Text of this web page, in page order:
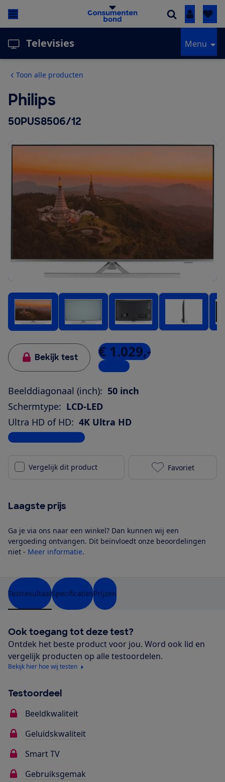
Inloggen
Televisies Menu
Toon alle producten
Philips
50PUS8506/12
Bekijk test € 1.029,-
1 winkel
Beelddiagonaal (inch): 50 inch
Schermtype: LCD-LED
Ultra HD of HD: 4K Ultra HD
Bekijk alle specificaties
Vergelijk dit product Philips
Favoriet
Laagste prijs
Ga je via ons naar een winkel? Dan kunnen wij een
vergoeding ontvangen. Dit beïnvloedt onze beoordelingen
niet - Meer informatie.
TestresultaatSpecificatiesPrijzen
Ook toegang tot deze test?
Ontdek het beste product voor jou. Word ook lid en
vergelijk producten op alle testoordelen.
Bekijk hier hoe wij testen
Testoordeel
Beeldkwaliteit
Geluidskwaliteit
Smart TV
Gebruiksgemak